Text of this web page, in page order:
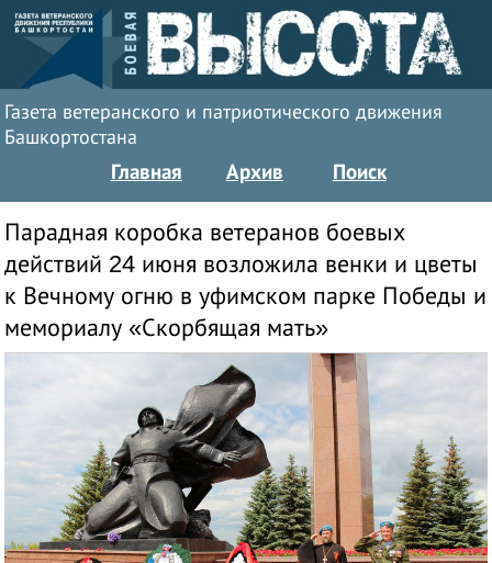
Газета ветеранского и патриотического движения
Башкортостана
Главная Архив Поиск
Парадная коробка ветеранов боевых
действий 24 июня возложила венки и цветы
к Вечному огню в уфимском парке Победы и
мемориалу «Скорбящая мать»